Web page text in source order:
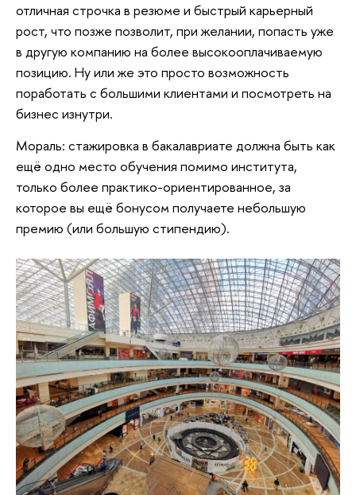
отличная строчка в резюме и быстрый карьерный
рост, что позже позволит, при желании, попасть уже
в другую компанию на более высокооплачиваемую
позицию. Ну или же это просто возможность
поработать с большими клиентами и посмотреть на
бизнес изнутри.
Мораль: стажировка в бакалавриате должна быть как
ещё одно место обучения помимо института,
только более практико-ориентированное, за
которое вы ещё бонусом получаете небольшую
премию (или большую стипендию).